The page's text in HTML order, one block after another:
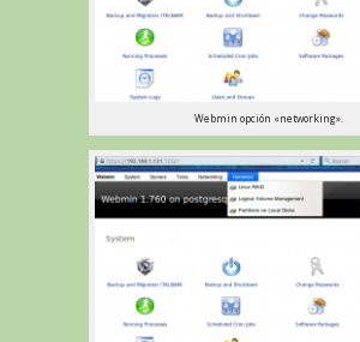
Webmin opción «networking».